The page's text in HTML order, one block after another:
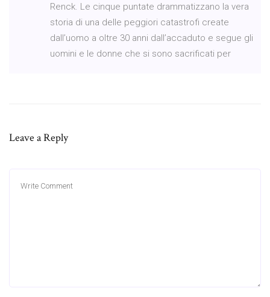
Renck. Le cinque puntate drammatizzano la vera
storia di una delle peggiori catastrofi create
dall’uomo a oltre 30 anni dall’accaduto e segue gli
uomini e le donne che si sono sacrificati per
Leave a Reply